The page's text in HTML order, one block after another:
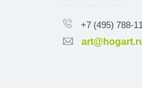
+7 (495) 788-